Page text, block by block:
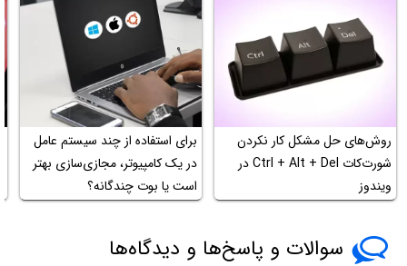
روش‌های حل مشکل کار نکردن
شورت‌کات Ctrl + Alt + Del در
ویندوز
برای استفاده از چند سیستم عامل
در یک کامپیوتر، مجازی‌سازی بهتر
است یا بوت چندگانه؟
سوالات و پاسخ‌ها و دیدگاه‌ها